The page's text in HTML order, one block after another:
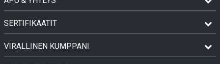
SERTIFIKAATIT
VIRALLINEN KUMPPANI